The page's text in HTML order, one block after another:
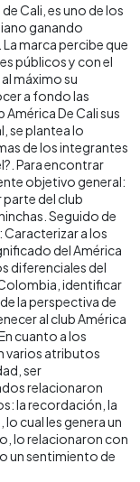
Cali, es uno de los
ganando
marca percibe que
públicos y con el
máximo su
a fondo las
De Cali sus
se plantea lo
de los integrantes
Para encontrar
objetivo general:
del club
Seguido de
a los
del América
diferenciales del
identificar
la perspectiva de
al club América
cuanto a los
varios atributos
ser
relacionaron
la recordación, la
cual les genera un
lo relacionaron con
un sentimiento de